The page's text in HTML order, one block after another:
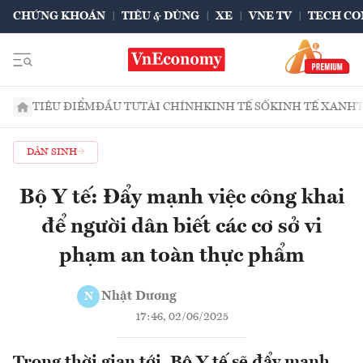
CHỨNG KHOÁN TIÊU & DÙNG XE VNE TV TECH
TIÊU ĐIỂMĐẦU TƯTÀI CHÍNHKINH TẾ SỐKINH TẾ XANH
DÂN SINH
Bộ Y tế: Đẩy mạnh việc công khai
để người dân biết các cơ sở vi
phạm an toàn thực phẩm
N Nhật Dương
17:46, 02/06/2025